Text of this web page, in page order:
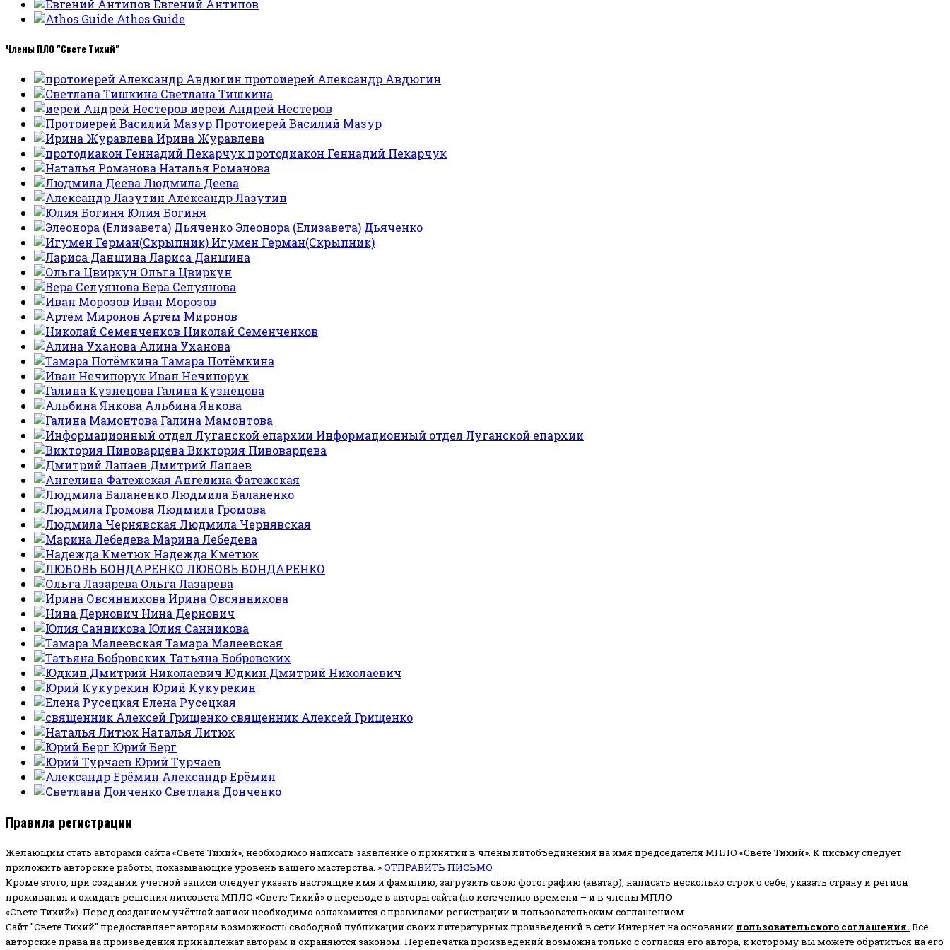
Евгений Антипов
Athos Guide
Члены ПЛО "Свете Тихий"
протоиерей Александр Авдюгин
Светлана Тишкина
иерей Андрей Нестеров
Протоиерей Василий Мазур
Ирина Журавлева
протодиакон Геннадий Пекарчук
Наталья Романова
Людмила Деева
Александр Лазутин
Юлия Богиня
Элеонора (Елизавета) Дьяченко
Игумен Герман(Скрыпник)
Лариса Даншина
Ольга Цвиркун
Вера Селуянова
Иван Морозов
Артём Миронов
Николай Семенченков
Алина Уханова
Тамара Потёмкина
Иван Нечипорук
Галина Кузнецова
Альбина Янкова
Галина Мамонтова
Информационный отдел Луганской епархии
Виктория Пивоварцева
Дмитрий Лапаев
Ангелина Фатежская
Людмила Баланенко
Людмила Громова
Людмила Чернявская
Марина Лебедева
Надежда Кметюк
ЛЮБОВЬ БОНДАРЕНКО
Ольга Лазарева
Ирина Овсянникова
Нина Дернович
Юлия Санникова
Тамара Малеевская
Татьяна Бобровских
Юдкин Дмитрий Николаевич
Юрий Кукурекин
Елена Русецкая
священник Алексей Грищенко
Наталья Литюк
Юрий Берг
Юрий Турчаев
Александр Ерёмин
Светлана Донченко
Правила регистрации
Желающим стать авторами сайта «Свете Тихий», необходимо написать заявление о принятии в члены литобъединения на имя председателя МПЛО «Свете Тихий». К письму следует
приложить авторские работы, показывающие уровень вашего мастерства. »ОТПРАВИТЬ ПИСЬМО
Кроме этого, при создании учетной записи следует указать настоящие имя и фамилию, загрузить свою фотографию (аватар), написать несколько строк о себе, указать страну и регион
проживания и ожидать решения литсовета МПЛО «Свете Тихий» о переводе в авторы сайта (по истечению времени – и в члены МПЛО
«Свете Тихий»). Перед созданием учётной записи необходимо ознакомится с правилами регистрации и пользовательским соглашением.
Сайт "Свете Тихий" предоставляет авторам возможность свободной публикации своих литературных произведений в сети Интернет на основании пользовательского соглашения. Все
авторские права на произведения принадлежат авторам и охраняются законом. Перепечатка произведений возможна только с согласия его автора, к которому вы можете обратиться на его